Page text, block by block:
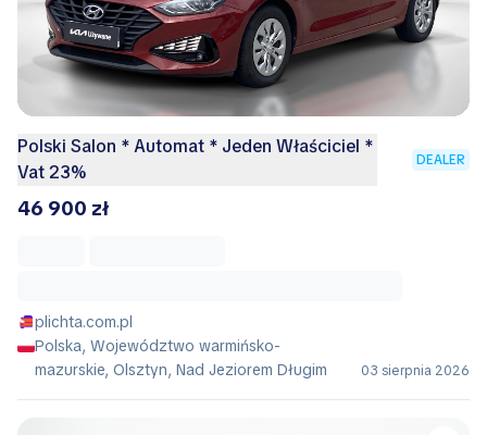
Polski Salon * Automat * Jeden Właściciel *
Vat 23%
DEALER
46 900 zł
plichta.com.pl
Polska, Województwo warmińsko-
mazurskie, Olsztyn, Nad Jeziorem Długim
03 sierpnia 2026